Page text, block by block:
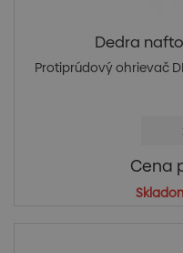
Dedra
Protiprúdový ohrievač
Cena